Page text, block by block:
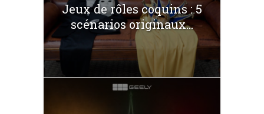
Jeux de rôles coquins : 5
scénarios originaux...